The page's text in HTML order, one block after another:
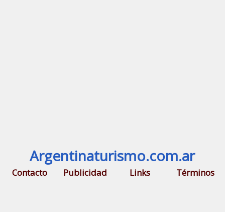
Argentinaturismo.com.ar
Contacto Publicidad Links Términos